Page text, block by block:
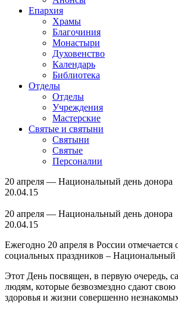
Епархия
Храмы
Благочиния
Монастыри
Духовенство
Календарь
Библиотека
Отделы
Отделы
Учреждения
Мастерские
Святые и святыни
Cвятыни
Cвятые
Персоналии
20 апреля — Национальный день донора
20.04.15
20 апреля — Национальный день донора
20.04.15
Ежегодно 20 апреля в России
социальных праздников – Национальный
Этот День посвящен, в первую очередь,
людям, которые безвозмездно сдают свою
здоровья и жизни совершенно